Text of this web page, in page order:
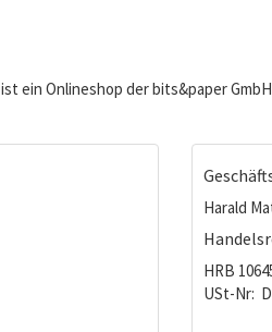
ein Onlineshop der bits&paper
Harald
HRB
USt-Nr: